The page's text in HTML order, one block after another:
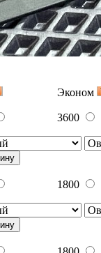
3900